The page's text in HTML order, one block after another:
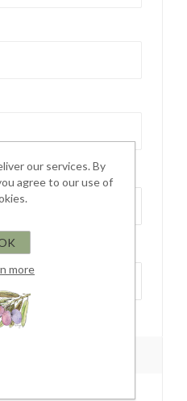
страну
our services. By
agree to our use of
more